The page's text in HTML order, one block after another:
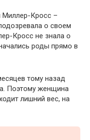
Миллер-Кросс –
о своем
Кросс не знала о
роды прямо в
тому назад
Поэтому женщина
лишний вес, на